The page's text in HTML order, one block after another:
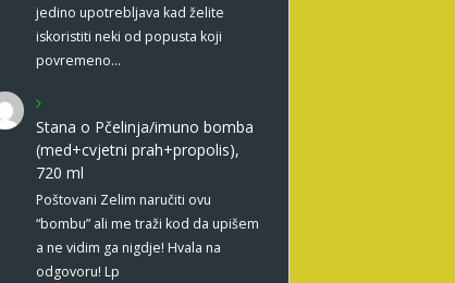
jedino upotrebljava kad želite
iskoristiti neki od popusta koji
povremeno…
Stana o Pčelinja/imuno bomba
(med+cvjetni prah+propolis),
720 ml
Poštovani Zelim naručiti ovu
“bombu” ali me traži kod da upišem
a ne vidim ga nigdje! Hvala na
odgovoru! Lp